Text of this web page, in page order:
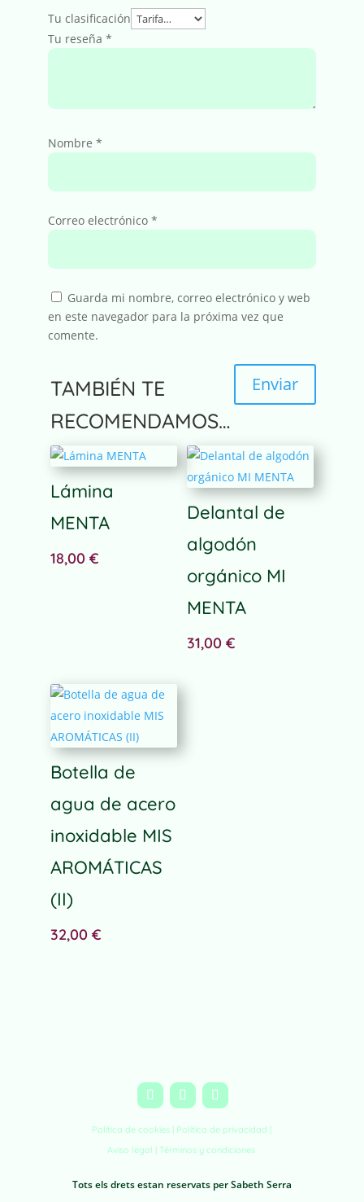
Tu clasificación
Tu reseña *
Nombre *
Correo electrónico *
Guarda mi nombre, correo electrónico y web
en este navegador para la próxima vez que
comente.
Enviar
A
t
r
a
TAMBIÉN TE
RECOMENDAMOS…
Lámina
MENTA
18,00 €
Delantal de
algodón
orgánico MI
MENTA
31,00€
Botella de
agua de acero
inoxidable MIS
AROMÁTICAS
(II)
32,00 €
Política de cookies | Política de privacidad |
Aviso legal |Términos y condiciones
Tots els drets estan reservats per Sabeth Serra